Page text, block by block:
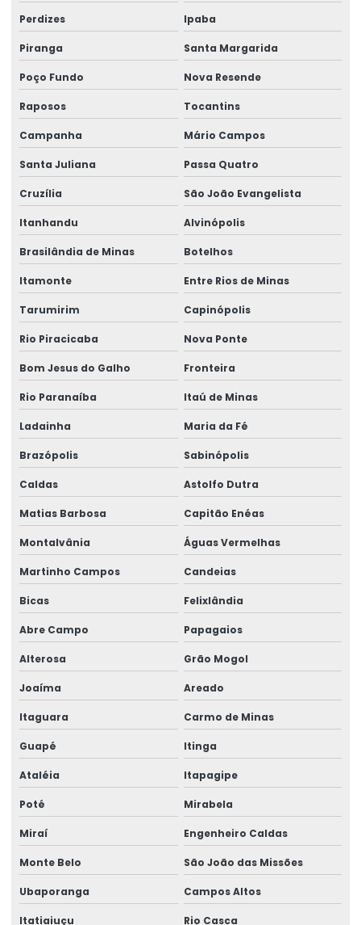
Perdizes Ipaba
Piranga Santa Margarida
Poço Fundo Nova Resende
Raposos Tocantins
Campanha Mário Campos
Santa Juliana Passa Quatro
Cruzília São João Evangelista
Itanhandu Alvinópolis
Brasilândia de Minas Botelhos
Itamonte Entre Rios de Minas
Tarumirim Capinópolis
Rio Piracicaba Nova Ponte
Bom Jesus do Galho Fronteira
Rio Paranaíba Itaú de Minas
Ladainha Maria da Fé
Brazópolis Sabinópolis
Caldas Astolfo Dutra
Matias Barbosa Capitão Enéas
Montalvânia Águas Vermelhas
Martinho Campos Candeias
Bicas Felixlândia
Abre Campo Papagaios
Alterosa Grão Mogol
Joaíma Areado
Itaguara Carmo de Minas
Guapé Itinga
Ataléia Itapagipe
Poté Mirabela
Miraí Engenheiro Caldas
Monte Belo São João das Missões
Ubaporanga Campos Altos
Itatiaiuçu Rio Casca